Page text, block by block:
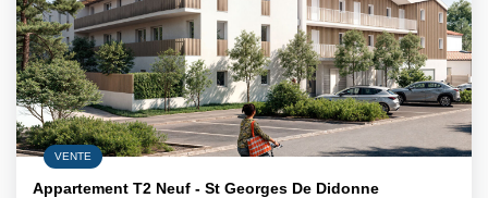
VENTE
Appartement T2 Neuf - St Georges De Didonne